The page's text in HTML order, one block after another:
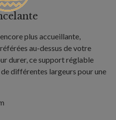
plus accueillante,
au-dessus de votre
durer, ce support réglable
différentes largeurs pour une